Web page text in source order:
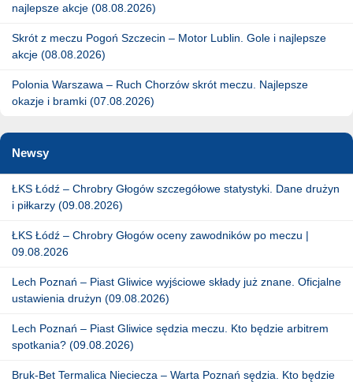
najlepsze akcje (08.08.2026)
Skrót z meczu Pogoń Szczecin – Motor Lublin. Gole i najlepsze
akcje (08.08.2026)
Polonia Warszawa – Ruch Chorzów skrót meczu. Najlepsze
okazje i bramki (07.08.2026)
Newsy
ŁKS Łódź – Chrobry Głogów szczegółowe statystyki. Dane drużyn
i piłkarzy (09.08.2026)
ŁKS Łódź – Chrobry Głogów oceny zawodników po meczu |
09.08.2026
Lech Poznań – Piast Gliwice wyjściowe składy już znane. Oficjalne
ustawienia drużyn (09.08.2026)
Lech Poznań – Piast Gliwice sędzia meczu. Kto będzie arbitrem
spotkania? (09.08.2026)
Bruk-Bet Termalica Nieciecza – Warta Poznań sędzia. Kto będzie